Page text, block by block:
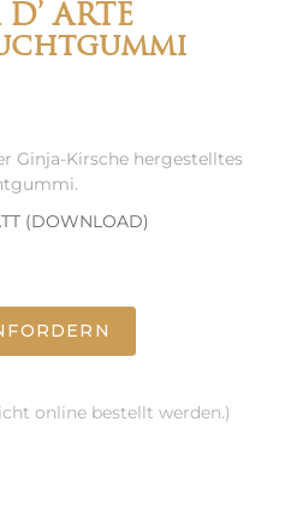
ARTE
Ginja-Kirsche hergestelltes
(DOWNLOAD)
online bestellt werden.)